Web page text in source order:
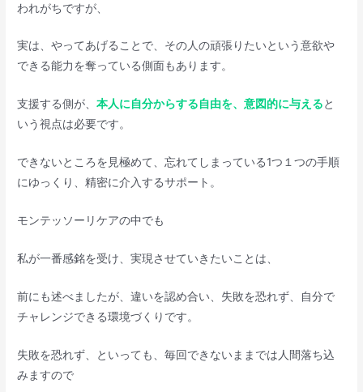
われがちですが、
実は、やってあげることで、その人の頑張りたいという意欲や
できる能力を奪っている側面もあります。
支援する側が、本人に自分からする自由を、意図的に与えると
いう視点は必要です。
できないところを見極めて、忘れてしまっている1つ１つの手順
にゆっくり、精密に介入するサポート。
モンテッソーリケアの中でも
私が一番感銘を受け、実現させていきたいことは、
前にも述べましたが、違いを認め合い、失敗を恐れず、自分で
チャレンジできる環境づくりです。
失敗を恐れず、といっても、毎回できないままでは人間落ち込
みますので